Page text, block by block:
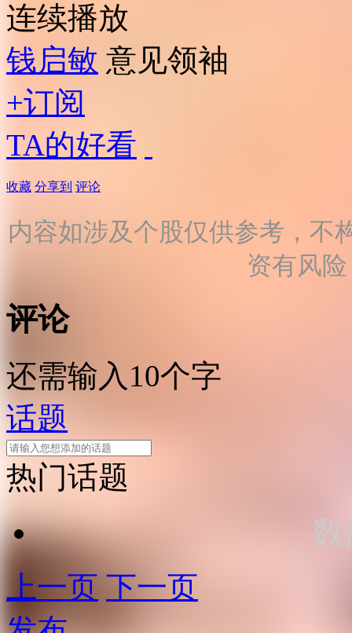
连续播放
钱启敏 意见领袖
+订阅
TA的好看
收藏 分享到 评论
内容如涉及个股仅供参考，不
资有风
评论
还需输入10个字
话题
热门话题
数
上一页 下一页